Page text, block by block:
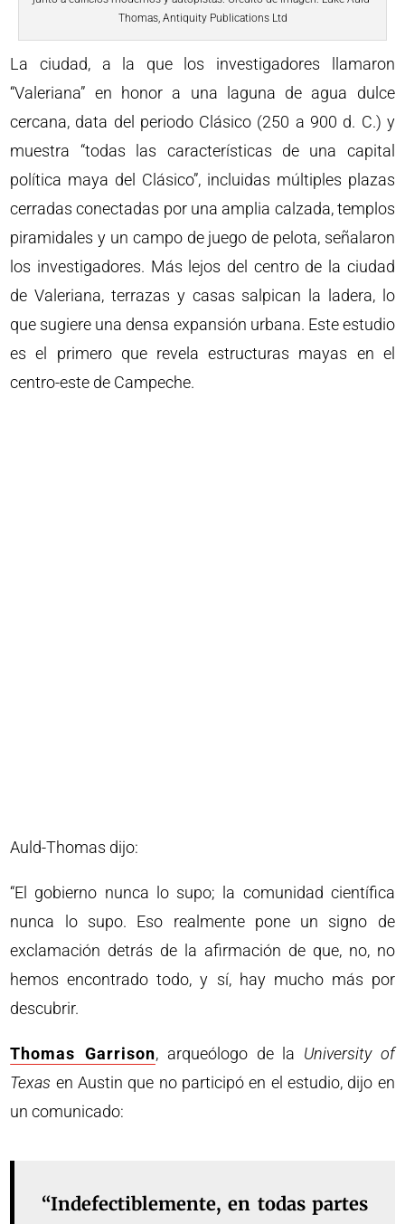
Thomas, Antiquity Publications Ltd
La ciudad, a la que los investigadores llamaron
“Valeriana” en honor a una laguna de agua dulce
cercana, data del periodo Clásico (250 a 900 d. C.) y
muestra “todas las características de una capital
política maya del Clásico”, incluidas múltiples plazas
cerradas conectadas por una amplia calzada, templos
piramidales y un campo de juego de pelota, señalaron
los investigadores. Más lejos del centro de la ciudad
de Valeriana, terrazas y casas salpican la ladera, lo
que sugiere una densa expansión urbana. Este estudio
es el primero que revela estructuras mayas en el
centro-este de Campeche.
Auld-Thomas dijo:
“El gobierno nunca lo supo; la comunidad científica
nunca lo supo. Eso realmente pone un signo de
exclamación detrás de la afirmación de que, no, no
hemos encontrado todo, y sí, hay mucho más por
descubrir.
Thomas Garrison, arqueólogo de la University of
Texas en Austin que no participó en el estudio, dijo en
un comunicado:
“Indefectiblemente, en todas partes